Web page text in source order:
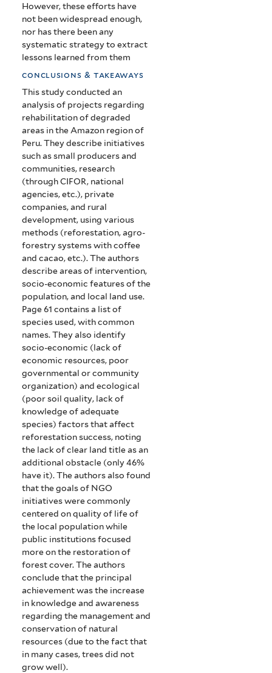
However, these efforts have
not been widespread enough,
nor has there been any
systematic strategy to extract
lessons learned from them
conclusions & takeaways
This study conducted an
analysis of projects regarding
rehabilitation of degraded
areas in the Amazon region of
Peru. They describe initiatives
such as small producers and
communities, research
(through CIFOR, national
agencies, etc.), private
companies, and rural
development, using various
methods (reforestation, agro-
forestry systems with coffee
and cacao, etc.). The authors
describe areas of intervention,
socio-economic features of the
population, and local land use.
Page 61 contains a list of
species used, with common
names. They also identify
socio-economic (lack of
economic resources, poor
governmental or community
organization) and ecological
(poor soil quality, lack of
knowledge of adequate
species) factors that affect
reforestation success, noting
the lack of clear land title as an
additional obstacle (only 46%
have it). The authors also found
that the goals of NGO
initiatives were commonly
centered on quality of life of
the local population while
public institutions focused
more on the restoration of
forest cover. The authors
conclude that the principal
achievement was the increase
in knowledge and awareness
regarding the management and
conservation of natural
resources (due to the fact that
in many cases, trees did not
grow well).